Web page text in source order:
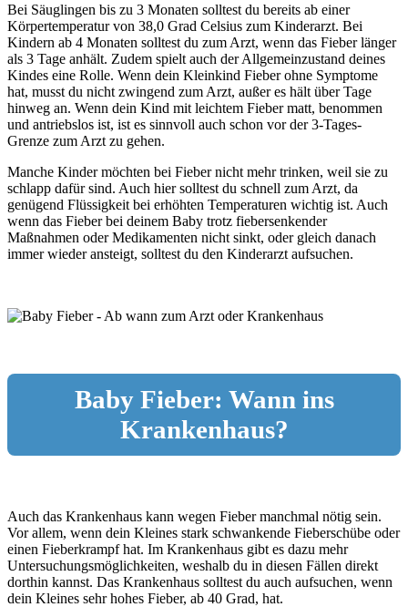
Bei Säuglingen bis zu 3 Monaten solltest du bereits ab einer
Körpertemperatur von 38,0 Grad Celsius zum Kinderarzt. Bei
Kindern ab 4 Monaten solltest du zum Arzt, wenn das Fieber länger
als 3 Tage anhält. Zudem spielt auch der Allgemeinzustand deines
Kindes eine Rolle. Wenn dein Kleinkind Fieber ohne Symptome
hat, musst du nicht zwingend zum Arzt, außer es hält über Tage
hinweg an. Wenn dein Kind mit leichtem Fieber matt, benommen
und antriebslos ist, ist es sinnvoll auch schon vor der 3-Tages-
Grenze zum Arzt zu gehen.
Manche Kinder möchten bei Fieber nicht mehr trinken, weil sie zu
schlapp dafür sind. Auch hier solltest du schnell zum Arzt, da
genügend Flüssigkeit bei erhöhten Temperaturen wichtig ist. Auch
wenn das Fieber bei deinem Baby trotz fiebersenkender
Maßnahmen oder Medikamenten nicht sinkt, oder gleich danach
immer wieder ansteigt, solltest du den Kinderarzt aufsuchen.
Baby Fieber: Wann ins
Krankenhaus?
Auch das Krankenhaus kann wegen Fieber manchmal nötig sein.
Vor allem, wenn dein Kleines stark schwankende Fieberschübe oder
einen Fieberkrampf hat. Im Krankenhaus gibt es dazu mehr
Untersuchungsmöglichkeiten, weshalb du in diesen Fällen direkt
dorthin kannst. Das Krankenhaus solltest du auch aufsuchen, wenn
dein Kleines sehr hohes Fieber, ab 40 Grad, hat.